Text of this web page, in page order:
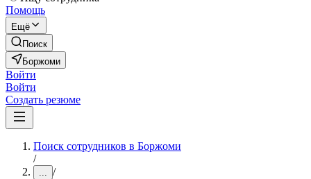
Помощь
Ещё
Поиск
Боржоми
Войти
Войти
Создать резюме
Поиск сотрудников в Боржоми
/
... /